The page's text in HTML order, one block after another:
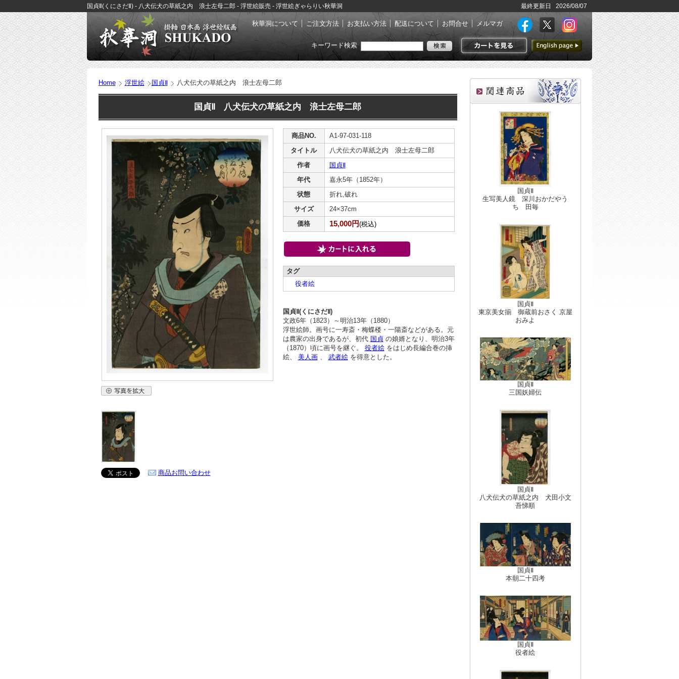
国貞Ⅱ(くにさだⅡ) - 八犬伝犬の草紙之内 浪士左母二郎 - 浮世絵販売 - 浮世絵ぎゃらりい秋華洞 最終更新日 2026/08/07
秋華洞について ご注文方法 お支払い方法 配送について お問合せ メルマガ
カートを見る
英語ページへ
キーワード検索
Home 浮世絵 国貞Ⅱ 八犬伝犬の草紙之内 浪士左母二郎
国貞Ⅱ 八犬伝犬の草紙之内 浪士左母二郎
商品お問い合わせ
商品NO.
A1-97-031-118
タイトル
八犬伝犬の草紙之内 浪士左母二郎
作者
国貞Ⅱ
年代
嘉永5年（1852年）
状態
折れ,破れ
サイズ
24×37cm
価格
15,000円(税込)
タグ
役者絵
国貞Ⅱ(くにさだⅡ)
文政6年（1823）～明治13年（1880）
浮世絵師。画号に一寿斎・梅蝶楼・一陽斎などがある。元
は農家の出身であるが、初代 国貞の娘婿となり、明治3年
（1870）頃に画号を継ぐ。 役者絵をはじめ長編合巻の挿
絵、 美人画、 武者絵を得意とした。
国貞Ⅱ
生写美人鏡 深川おかだやう
ち 田毎
国貞Ⅱ
東京美女揃 御蔵前おさく 京屋
おみよ
国貞Ⅱ
三国妖婦伝
国貞Ⅱ
八犬伝犬の草紙之内 犬田小文
吾悌順
国貞Ⅱ
本朝二十四考
国貞Ⅱ
役者絵